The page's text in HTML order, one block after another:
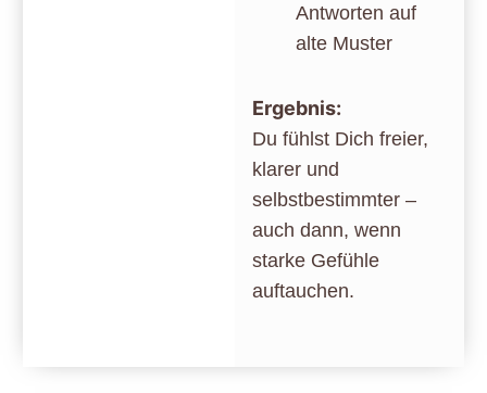
Antworten auf
alte Muster
Ergebnis:
Du fühlst Dich freier,
klarer und
selbstbestimmter –
auch dann, wenn
starke Gefühle
auftauchen.